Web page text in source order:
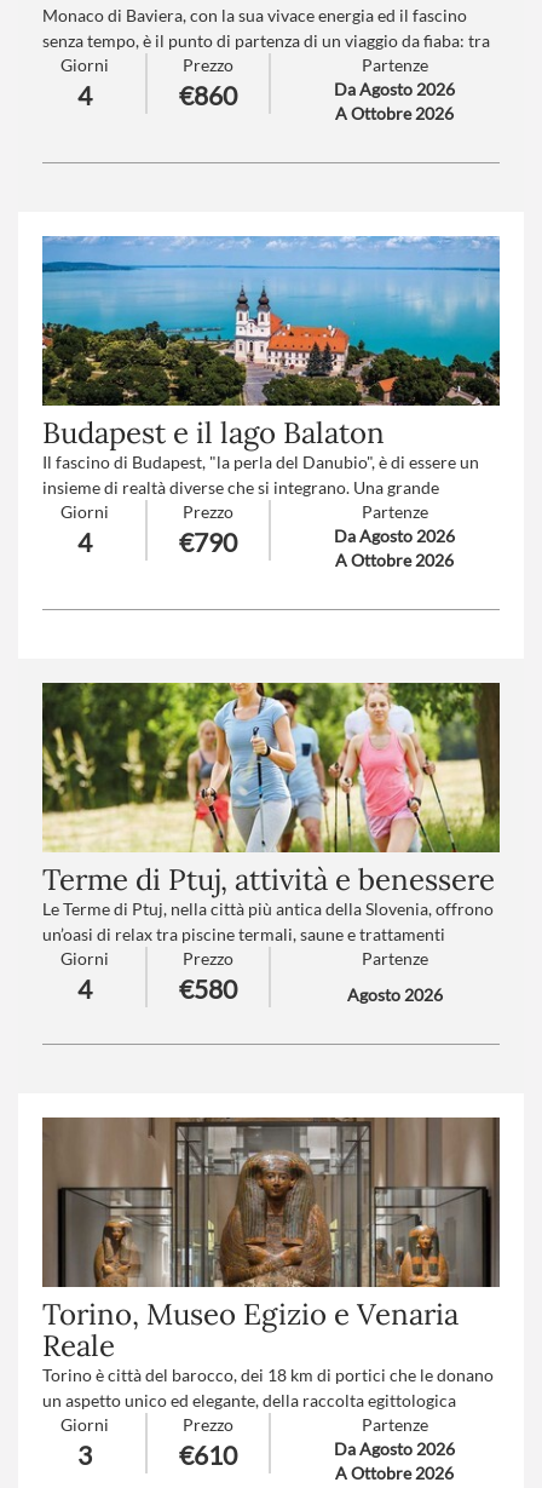
Monaco di Baviera, con la sua vivace energia ed il fascino
senza tempo, è il punto di partenza di un viaggio da fiaba: tra
le vette alpine si erge il maestoso Castello di
Neuschwanstein, simbolo di sogni e meraviglia, mentre il
Lago di Chiemsee, con il suo castello incantato, regala
Giorni
4
Prezzo
€860
Partenze
Da Agosto 2026
A Ottobre 2026
Budapest e il lago Balaton
Il fascino di Budapest, "la perla del Danubio", è di essere un
insieme di realtà diverse che si integrano. Una grande
capitale, ribattezzata "la Parigi dell'Est", divisa tra i ricordi
dell'Impero e le contraddizioni della nuova Ungheria.
trasporterà nel fascino del Medioevo e nella Grande Storia
Trattamento: Pensione completa con bevande
Giorni
4
Prezzo
€790
Partenze
Da Agosto 2026
A Ottobre 2026
Terme di Ptuj, attività e benessere
Le Terme di Ptuj, nella città più antica della Slovenia, offrono
un’oasi di relax tra piscine termali, saune e trattamenti
rigeneranti. Qui, il benessere si unisce alla storia, con le
acque curative che sgorgano accanto a castelli medievali e
vestigia romane, in un perfetto equilibrio tra passato e relax
Giorni
4
Prezzo
€580
Partenze
Agosto 2026
Torino, Museo Egizio e Venaria
Reale
Torino è città del barocco, dei 18 km di portici che le donano
un aspetto unico ed elegante, della raccolta egittologica
seconda solo a quella del Cairo, delle montagne sullo sfondo
dei viali e del mitico fiume Po. La grandiosa Reggia di Venaria
Reale, patrimonio UNESCO, è la "Versailles italiana“
Giorni
3
Prezzo
€610
Partenze
Da Agosto 2026
A Ottobre 2026